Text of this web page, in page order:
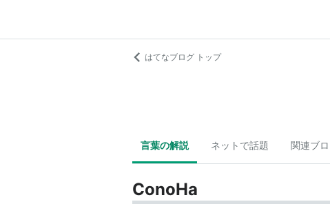
はてなブログ トップ
言葉の解説 ネットで話題 関連ブ
ConoHa